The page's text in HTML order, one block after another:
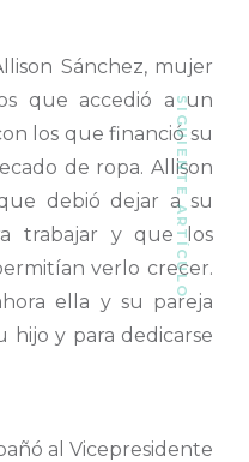
Sánchez, mujer
que accedió a un
los que financió su
de ropa. Allison
debió dejar a su
trabajar y que los
verlo crecer.
ella y su pareja
hijo y para dedicarse
al Vicepresidente
SIGUIENTE ARTÍCULO